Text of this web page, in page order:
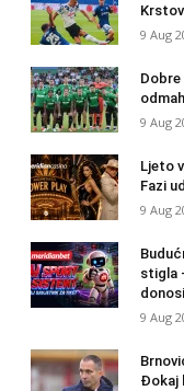
9 Aug
9 Aug
Ljeto
Fazi
9 Aug
stigla
9 Aug
Đokaj